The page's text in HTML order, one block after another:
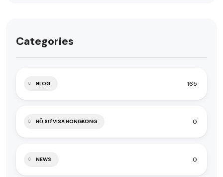
Categories
BLOG 165
HỒ SƠ VISA HONGKONG 0
NEWS 0